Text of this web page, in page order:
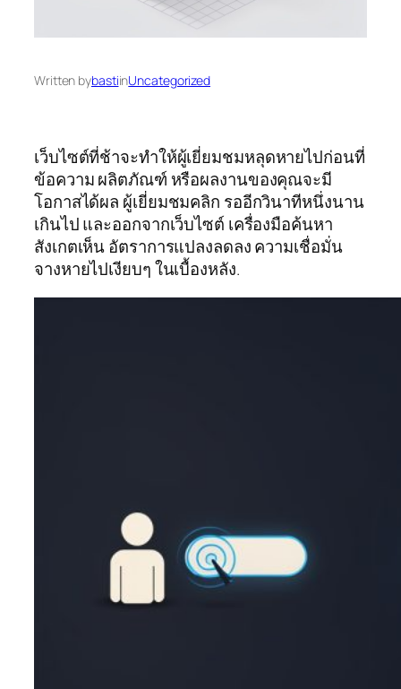
Written bybastiinUncategorized
เว็บไซต์ที่ช้าจะทำให้ผู้เยี่ยมชมหลุดหายไปก่อนที่
ข้อความ ผลิตภัณฑ์ หรือผลงานของคุณจะมี
โอกาสได้ผล ผู้เยี่ยมชมคลิก รออีกวินาทีหนึ่งนาน
เกินไป และออกจากเว็บไซต์ เครื่องมือค้นหา
สังเกตเห็น อัตราการแปลงลดลง ความเชื่อมั่น
จางหายไปเงียบๆ ในเบื้องหลัง.